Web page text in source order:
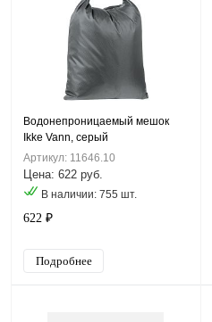
Водонепроницаемый мешок
Ikke Vann, серый
Артикул: 11646.10
Цена: 622 руб.
В наличии: 755 шт.
622 ₽
Подробнее